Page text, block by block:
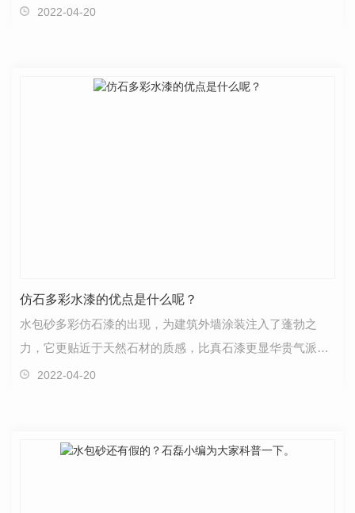
石，能很好地装修建筑外墙，在装饰材料市场十分大受…
2022-04-20
仿石多彩水漆的优点是什么呢？
水包砂多彩仿石漆的出现，为建筑外墙涂装注入了蓬勃之
力，它更贴近于天然石材的质感，比真石漆更显华贵气派，
多样的花纹和色彩渗透进建筑层面，成为了城市建筑的一…
2022-04-20